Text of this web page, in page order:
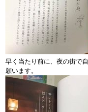
早く当たり前に、夜の街で
願います。